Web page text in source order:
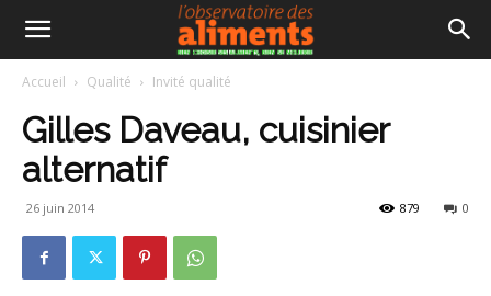
Accueil Qualité Invité qualité
Gilles Daveau, cuisinier
alternatif
26 juin 2014 0
879